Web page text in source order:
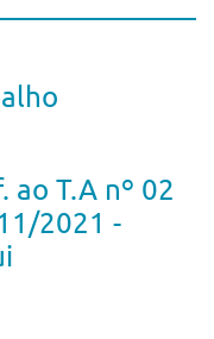
ao T.A nº 02
2021 -